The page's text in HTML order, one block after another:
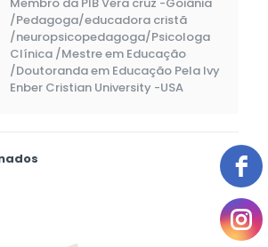
/Pedagoga/educadora cristã
/neuropsicopedagoga/Psicologa
Clínica /Mestre em Educação
/Doutoranda em Educação Pela Ivy
Enber Cristian University -USA